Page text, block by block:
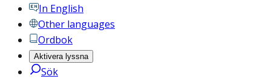
In English
Other languages
Ordbok
Aktivera lyssna
Sök